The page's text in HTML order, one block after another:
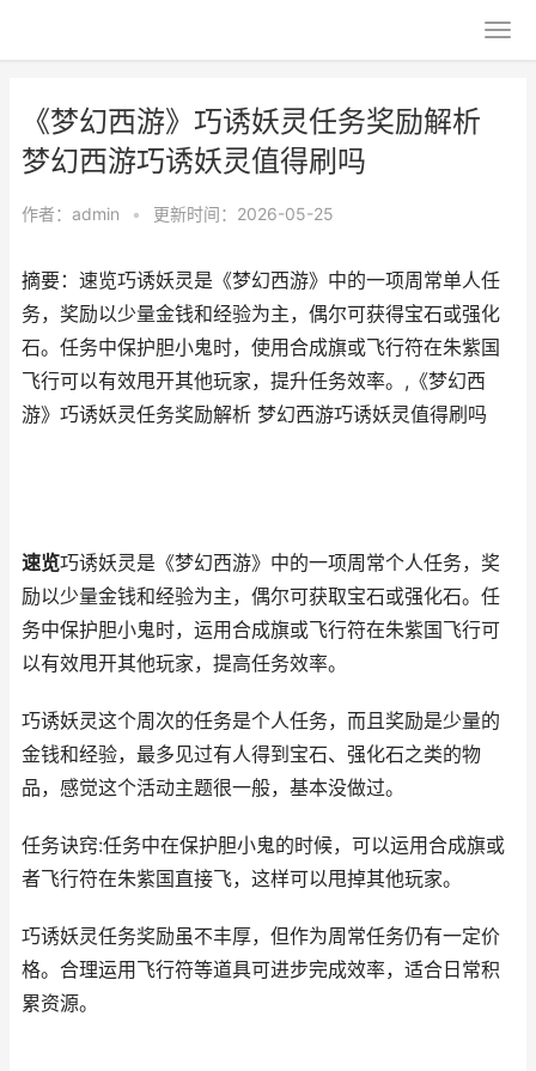
《梦幻西游》巧诱妖灵任务奖励解析
梦幻西游巧诱妖灵值得刷吗
作者： admin • 更新时间：2026-05-25
摘要：速览巧诱妖灵是《梦幻西游》中的一项周常单人任
务，奖励以少量金钱和经验为主，偶尔可获得宝石或强化
石。任务中保护胆小鬼时，使用合成旗或飞行符在朱紫国
飞行可以有效甩开其他玩家，提升任务效率。,《梦幻西
游》巧诱妖灵任务奖励解析 梦幻西游巧诱妖灵值得刷吗
速览巧诱妖灵是《梦幻西游》中的一项周常个人任务，奖
励以少量金钱和经验为主，偶尔可获取宝石或强化石。任
务中保护胆小鬼时，运用合成旗或飞行符在朱紫国飞行可
以有效甩开其他玩家，提高任务效率。
巧诱妖灵这个周次的任务是个人任务，而且奖励是少量的
金钱和经验，最多见过有人得到宝石、强化石之类的物
品，感觉这个活动主题很一般，基本没做过。
任务诀窍:任务中在保护胆小鬼的时候，可以运用合成旗或
者飞行符在朱紫国直接飞，这样可以甩掉其他玩家。
巧诱妖灵任务奖励虽不丰厚，但作为周常任务仍有一定价
格。合理运用飞行符等道具可进步完成效率，适合日常积
累资源。